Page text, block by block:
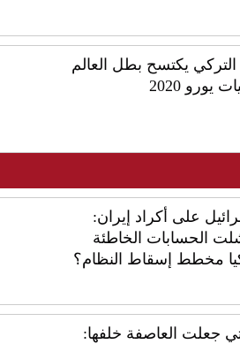
يكتسح بطل العالم
2020
على أكراد إيران:
الحسابات الخاطئة
مخطط إسقاط النظام؟
جعلت العاصفة خلفها: